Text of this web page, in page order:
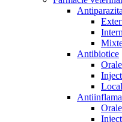
Antibiotice
Orale
Orale